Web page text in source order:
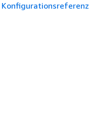
Konfigurationsreferenz